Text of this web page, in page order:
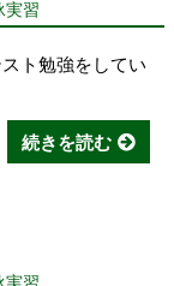
実習
ト勉強をしてい
続きを読む